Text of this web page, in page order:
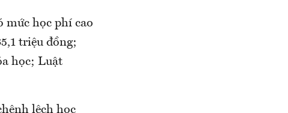
mức học phí cao
triệu đồng;
học; Luật
lệch học